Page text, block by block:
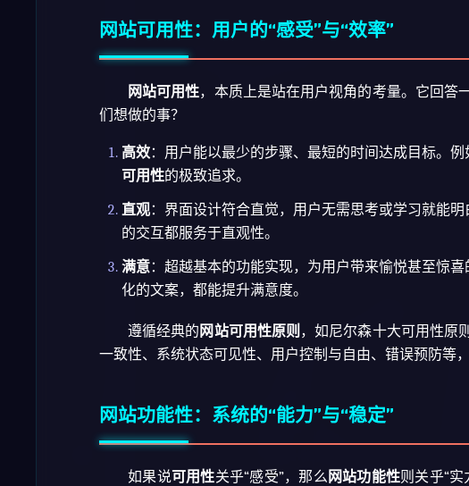
网站可用性：用户的“感受”与“效率”
网站可用性，本质上是站在用户视角的考量。它回答
们想做的事？
高效：用户能以最少的步骤、最短的时间达成目标。
可用性的极致追求。
直观：界面设计符合直觉，用户无需思考或学习就能
的交互都服务于直观性。
满意：超越基本的功能实现，为用户带来愉悦甚至惊
化的文案，都能提升满意度。
遵循经典的 网站可用性原则 ，如尼尔森十大可用性原
一致性、系统状态可见性、用户控制与自由、错误预防等
网站功能性：系统的“能力”与“稳定”
如果说可用性关乎“感受”，那么 网站功能性则关乎“